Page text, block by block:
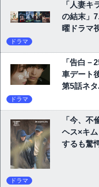
「人妻キ
の結末」
曜ドラマ
ドラマ
「告白－
車デート
第5話ネ
ドラマ
「今、不
ヘス×キ
するも驚
ドラマ